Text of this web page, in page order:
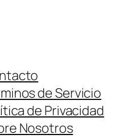
de Servicio
de Privacidad
Nosotros